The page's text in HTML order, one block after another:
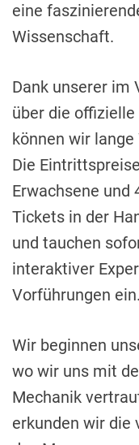
eine
Wissenschaft.
Dank unserer im
über die
können wir
Die
Erwachsene und
Tickets in der
und tauchen
interaktiver
Vorführungen ein.
Wir beginnen
wo wir uns mit
Mechanik
erkunden wir die